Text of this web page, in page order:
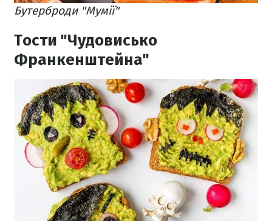
Бутерброди "Мумії"
Тости "Чудовисько
Франкенштейна"